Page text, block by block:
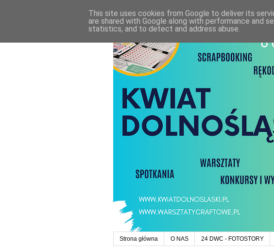
Strona główna O NAS 24 DWC - FOTOSTORY
This site uses cookies from Google to deliver its
are shared with Google along with performance and
statistics, and to detect and address abuse.